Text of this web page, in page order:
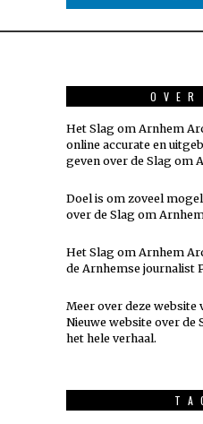
Het Slag om Arnhem
online accurate en
geven over de Slag om
Doel is om zoveel
over de Slag om
Het Slag om Arnhem
de Arnhemse journalist
Meer over deze website
Nieuwe website over
het hele verhaal.